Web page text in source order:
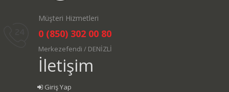
Müşteri Hizmetleri
0 (850) 302 00 80
Merkezefendi / DENİZLİ
İletişim
Giriş Yap